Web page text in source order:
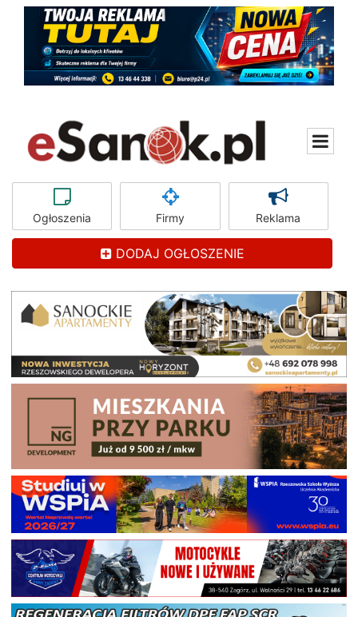
Ogłoszenia Firmy Reklama
DODAJ OGŁOSZENIE